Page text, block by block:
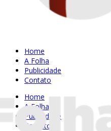
Home
A Folha
Publicidade
Contato
Home
A Folha
Publicidade
Contato